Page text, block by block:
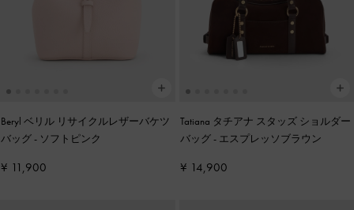
Beryl ベリル リサイクルレザーバケツ
バッグ- ソフトピンク
¥ 11,900
Tatiana タチアナ スタッズ ショルダー
バッグ- エスプレッソブラウン
¥ 14,900